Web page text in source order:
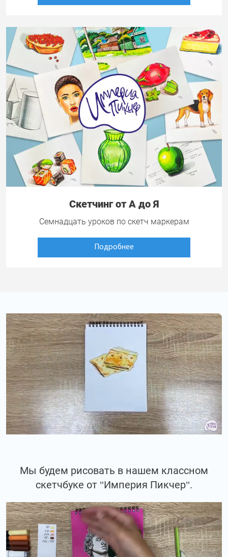
Скетчинг от А до Я
Семнадцать уроков по скетч маркерам
Подробнее
Мы будем рисовать в нашем классном
скетчбуке от "Империя Пикчер".